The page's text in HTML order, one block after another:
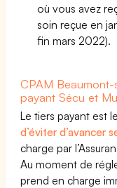
où vous avez
soin reçue en
fin mars 2022).
CPAM Beaumont-
payant Sécu et
Le tiers payant est
d’éviter d’avancer
charge par
Au moment de
prend en charge